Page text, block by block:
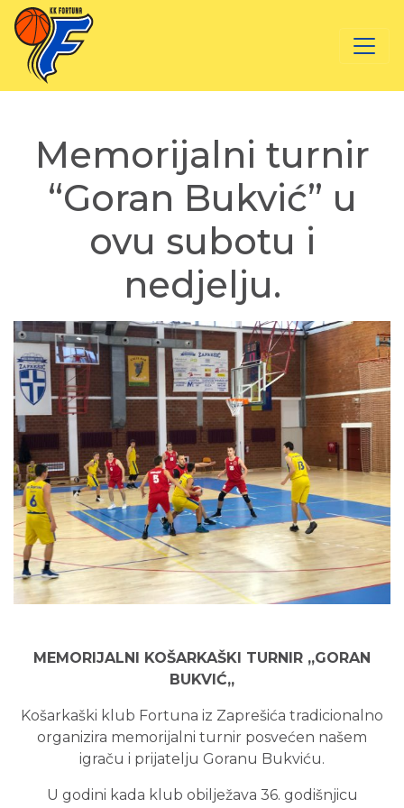
Memorijalni turnir
“Goran Bukvić” u
ovu subotu i
nedjelju.
MEMORIJALNI KOŠARKAŠKI TURNIR „GORAN
BUKVIĆ„
Košarkaški klub Fortuna iz Zaprešića tradicionalno
organizira memorijalni turnir posvećen našem
igraču i prijatelju Goranu Bukviću.
U godini kada klub obilježava 36. godišnjicu